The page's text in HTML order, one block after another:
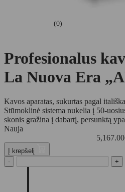
(0)
Profesionalus
La Nuova Era
Kavos aparatas, sukurtas pagal
Stūmoklinė sistema nukelia į 50-
skonis gražina į dabartį, persunktą
Nauja
5,167.00
Į krepšelį
-
+